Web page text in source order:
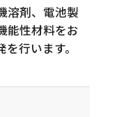
溶剤、電池製
能性材料をお
行います。